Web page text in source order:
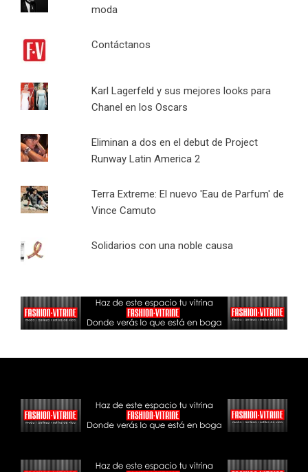
moda
Contáctanos
Karl Lagerfeld y sus mejores looks para
Chanel en los Oscars
Eliminan a dos en el debut de Project
Runway Latin America 2
Terra Extreme: El nuevo 'Eau de Parfum' de
Vince Camuto
Solidarios con una noble causa